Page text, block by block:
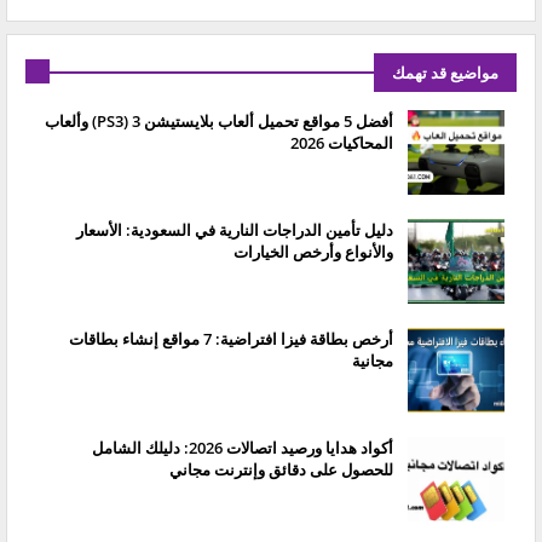
مواضيع قد تهمك
أفضل 5 مواقع تحميل ألعاب بلايستيشن 3 (PS3) وألعاب
المحاكيات 2026
دليل تأمين الدراجات النارية في السعودية: الأسعار
والأنواع وأرخص الخيارات
أرخص بطاقة فيزا افتراضية: 7 مواقع إنشاء بطاقات
مجانية
أكواد هدايا ورصيد اتصالات 2026: دليلك الشامل
للحصول على دقائق وإنترنت مجاني